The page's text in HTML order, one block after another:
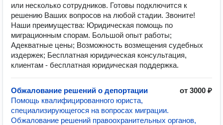
или несколько сотрудников. Готовы подключится к
решению Ваших вопросов на любой стадии. Звоните!
Наши преимущества: Юридическая помощь по
миграционным спорам. Большой опыт работы;
Адекватные цены; Возможность возмещения судебных
издержек; Бесплатная юридическая консультация,
клиентам - бесплатная юридическая поддержка.
Обжалование решений о депортации
от 3000 ₽
Помощь квалифицированного юриста,
специализирующегося на вопросах миграции.
Обжалование решений правоохранительных органов,